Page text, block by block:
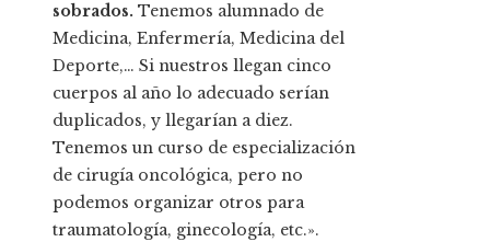
sobrados. Tenemos alumnado de
Medicina, Enfermería, Medicina del
Deporte,… Si nuestros llegan cinco
cuerpos al año lo adecuado serían
duplicados, y llegarían a diez.
Tenemos un curso de especialización
de cirugía oncológica, pero no
podemos organizar otros para
traumatología, ginecología, etc.».